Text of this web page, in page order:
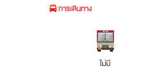
การเดินทาง
ไม่มี